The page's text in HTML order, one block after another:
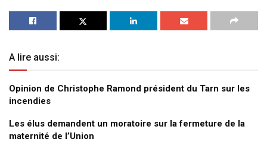
A lire aussi:
Opinion de Christophe Ramond président du Tarn sur les
incendies
Les élus demandent un moratoire sur la fermeture de la
maternité de l’Union